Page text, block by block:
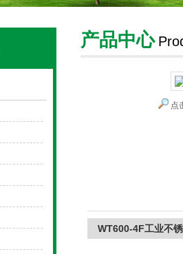
产品中心
点
WT600-4F工业不